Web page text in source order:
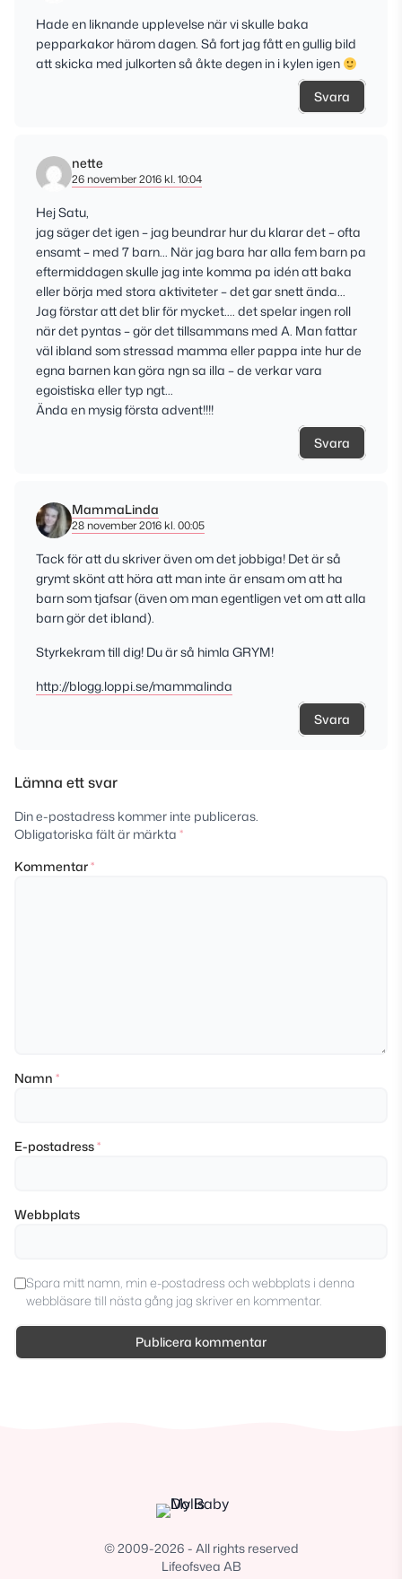
Hade en liknande upplevelse när vi skulle baka
pepparkakor härom dagen. Så fort jag fått en gullig bild
att skicka med julkorten så åkte degen in i kylen igen
Svara
nette
26 november 2016 kl. 10:04
Hej Satu,
jag säger det igen – jag beundrar hur du klarar det – ofta
ensamt – med 7 barn… När jag bara har alla fem barn pa
eftermiddagen skulle jag inte komma pa idén att baka
eller börja med stora aktiviteter – det gar snett ända…
Jag förstar att det blir för mycket…. det spelar ingen roll
när det pyntas – gör det tillsammans med A. Man fattar
väl ibland som stressad mamma eller pappa inte hur de
egna barnen kan göra ngn sa illa – de verkar vara
egoistiska eller typ ngt…
Ända en mysig första advent!!!!
Svara
MammaLinda
28 november 2016 kl. 00:05
Tack för att du skriver även om det jobbiga! Det är så
grymt skönt att höra att man inte är ensam om att ha
barn som tjafsar (även om man egentligen vet om att alla
barn gör det ibland).
Styrkekram till dig! Du är så himla GRYM!
http://blogg.loppi.se/mammalinda
Svara
Lämna ett svar
Din e-postadress kommer inte publiceras.
Obligatoriska fält är märkta *
Kommentar*
Namn *
E-postadress*
Webbplats
Spara mitt namn, min e-postadress och webbplats i denna
webbläsare till nästa gång jag skriver en kommentar.
© 2009-2026 - All rights reserved
Lifeofsvea AB